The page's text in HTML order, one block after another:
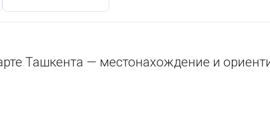
Ташкента — местонахождение и